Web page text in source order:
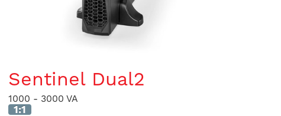
Sentinel Dual2
1000 - 3000 VA
1:1